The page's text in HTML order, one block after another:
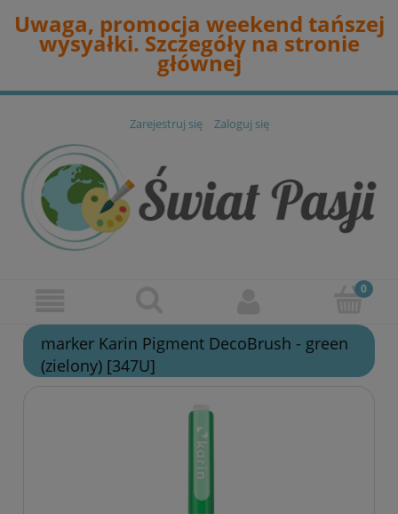
Uwaga, promocja weekend tańszej
wysyałki. Szczegóły na stronie
głównej
Zarejestruj się Zaloguj się
marker Karin Pigment DecoBrush - green
(zielony) [347U]